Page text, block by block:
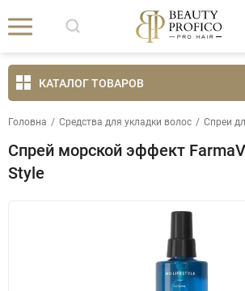
КАТАЛОГ ТОВАРОВ
Головна / Средства для укладки волос / Спреи
Спрей морской эффект
Style